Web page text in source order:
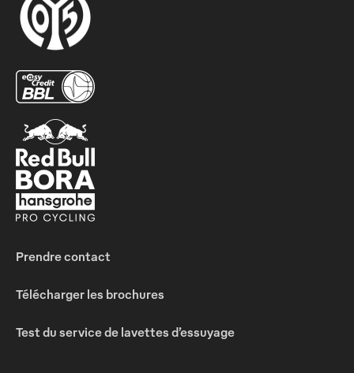
Prendre contact
Télécharger les brochures
Test du service de lavettes d’essuyage